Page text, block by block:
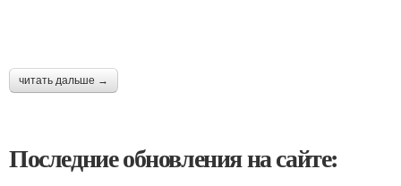
читать дальше →
Последние обновления на сайте: